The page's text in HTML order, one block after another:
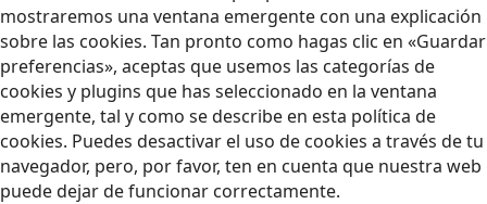
mostraremos una ventana emergente con una explicación
sobre las cookies. Tan pronto como hagas clic en «Guardar
preferencias», aceptas que usemos las categorías de
cookies y plugins que has seleccionado en la ventana
emergente, tal y como se describe en esta política de
cookies. Puedes desactivar el uso de cookies a través de tu
navegador, pero, por favor, ten en cuenta que nuestra web
puede dejar de funcionar correctamente.